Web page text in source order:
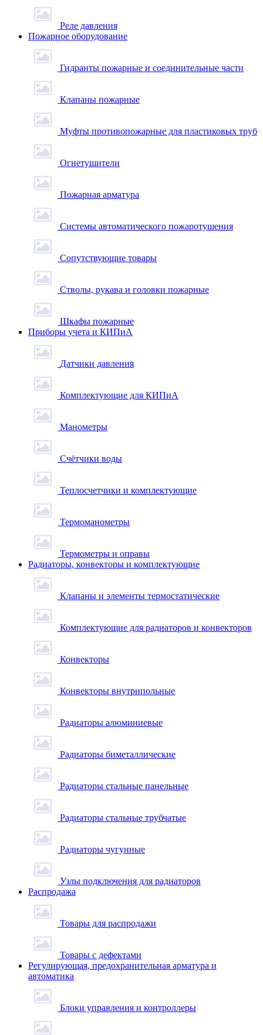
Реле давления
Пожарное оборудование
Гидранты пожарные и соединительные части
Клапаны пожарные
Муфты противопожарные для пластиковых труб
Огнетушители
Пожарная арматура
Системы автоматического пожаротушения
Сопутствующие товары
Стволы, рукава и головки пожарные
Шкафы пожарные
Приборы учета и КИПиА
Датчики давления
Комплектующие для КИПиА
Манометры
Счётчики воды
Теплосчетчики и комплектующие
Термоманометры
Термометры и оправы
Радиаторы, конвекторы и комплектующие
Клапаны и элементы термостатические
Комплектующие для радиаторов и конвекторов
Конвекторы
Конвекторы внутрипольные
Радиаторы алюминиевые
Радиаторы биметаллические
Радиаторы стальные панельные
Радиаторы стальные трубчатые
Радиаторы чугунные
Узлы подключения для радиаторов
Распродажа
Товары для распродажи
Товары с дефектами
Регулирующая, предохранительная арматура и
автоматика
Блоки управления и контроллеры